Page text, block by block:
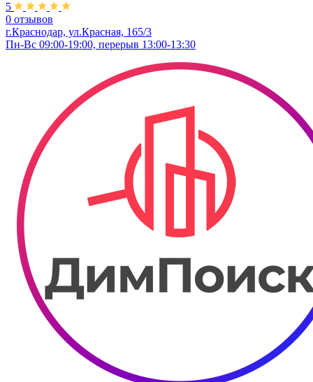
5
0 отзывов
г.Краснодар, ул.Красная, 165/3
Пн-Вс 09:00-19:00, перерыв 13:00-13:30